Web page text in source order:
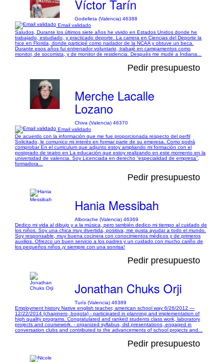
Víctor Tarín
Godelleta (Valencia) 46388
Email validado
Saludos, Durante los últimos siete años he vivido en Estados Unidos donde he
trabajado, estudiado, y practicado deporte. La carrera en Ciencias del Deporte la
hice en Florida, donde participé como nadador de la NCAA y obtuve un beca.
Durante esos años fui entrenador voluntario, trabajé en campamentos como
monitor, de socorrista, y de monitor de residencia. Después me mudé a Indiana...
Pedir presupuesto
Merche Lacalle
Lozano
Chiva (Valencia) 46370
Email validado
De acuerdo con la información que me fue proporcionada respecto del perfil
Solicitado, le comunico mi interés en formar parte de su empresa. Como podrá
comprobar En el curriculum que adjunto estoy ampliando mi formación con el
postgrado de teatro en La educación que estoy realizando en este momento en la
universidad de valencia. Soy Licenciada en derecho “especialidad de empresa”,
formadora...
Pedir presupuesto
Hania Messibah
Alborache (Valencia) 46369
Dedico mi vida al dibujo y a la música, pero también dedico mi tiempo al cuidado de
los niños. Soy una chica muy divertida, positiva, me gusta ayudar a todo el mundo.
Soy responsable, muy buena cocinera con conocimientos médicos y de primeros
auxilios. Ofrezco un buen servicio a los padres y un cuidado con mucho cariño de
los pequeños niños ¡y siempre con una sonrisa!
Pedir presupuesto
Jonathan Chuks Orji
Turís (Valencia) 46389
Employment history Native english teacher, american school way 6/26/2012 —
12/22/2014 {chapinero, bogota} - participated in planning and implementation of
high quality programs. Congratulated and ranked students class work, laboratory
projects and coursework. - organized syllabus, did presentations, engaged in
conversation clubs and contributed to the advancements of school projects and...
Pedir presupuesto